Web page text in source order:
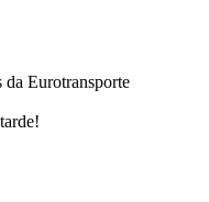
da Eurotransporte